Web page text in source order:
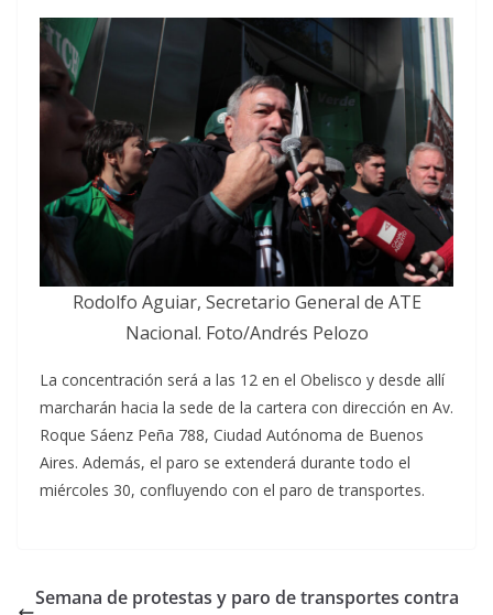
Rodolfo Aguiar, Secretario General de ATE
Nacional. Foto/Andrés Pelozo
La concentración será a las 12 en el Obelisco y desde allí
marcharán hacia la sede de la cartera con dirección en Av.
Roque Sáenz Peña 788, Ciudad Autónoma de Buenos
Aires. Además, el paro se extenderá durante todo el
miércoles 30, confluyendo con el paro de transportes.
Semana de protestas y paro de transportes contra